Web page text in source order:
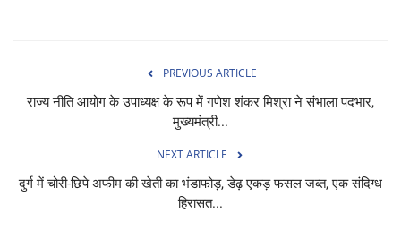
PREVIOUS ARTICLE
राज्य नीति आयोग के उपाध्यक्ष के रूप में गणेश शंकर मिश्रा ने संभाला पदभार,
मुख्यमंत्री...
NEXT ARTICLE
दुर्ग में चोरी-छिपे अफीम की खेती का भंडाफोड़, डेढ़ एकड़ फसल जब्त, एक संदिग्ध
हिरासत...